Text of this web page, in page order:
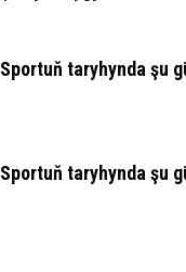
Sportuň taryhynda şu
Sportuň taryhynda şu